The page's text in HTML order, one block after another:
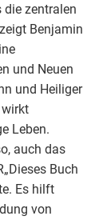
zentralen
Benjamin
und Neuen
und Heiliger
Leben.
auch das
Buch
Es hilft
von